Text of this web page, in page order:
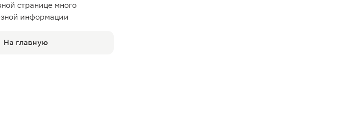
странице много
информации
На главную